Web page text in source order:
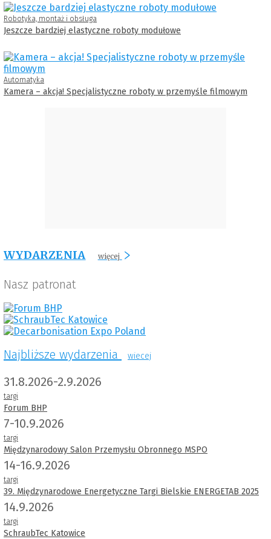
Robotyka, montaż i obsługa
Jeszcze bardziej elastyczne roboty modułowe
Automatyka
Kamera – akcja! Specjalistyczne roboty w przemyśle filmowym
WYDARZENIA więcej
Nasz patronat
Najbliższe wydarzenia wiecej
31.8.2026-2.9.2026
targi
Forum BHP
7-10.9.2026
targi
Międzynarodowy Salon Przemysłu Obronnego MSPO
14-16.9.2026
targi
39. Międzynarodowe Energetyczne Targi Bielskie ENERGETAB 2025
14.9.2026
targi
SchraubTec Katowice